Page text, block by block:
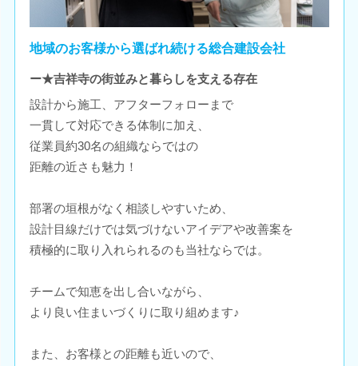
地域のお客様から選ばれ続ける総合建設会社
ー★吉祥寺の街並みと暮らしを支える存在
設計から施工、アフターフォローまで
一貫して対応できる体制に加え、
従業員約30名の組織ならではの
距離の近さも魅力！
部署の垣根がなく相談しやすいため、
設計目線だけでは気づけないアイデアや改善案を
積極的に取り入れられるのも当社ならでは。
チームで知恵を出し合いながら、
より良い住まいづくりに取り組めます♪
また、お客様との距離も近いので、